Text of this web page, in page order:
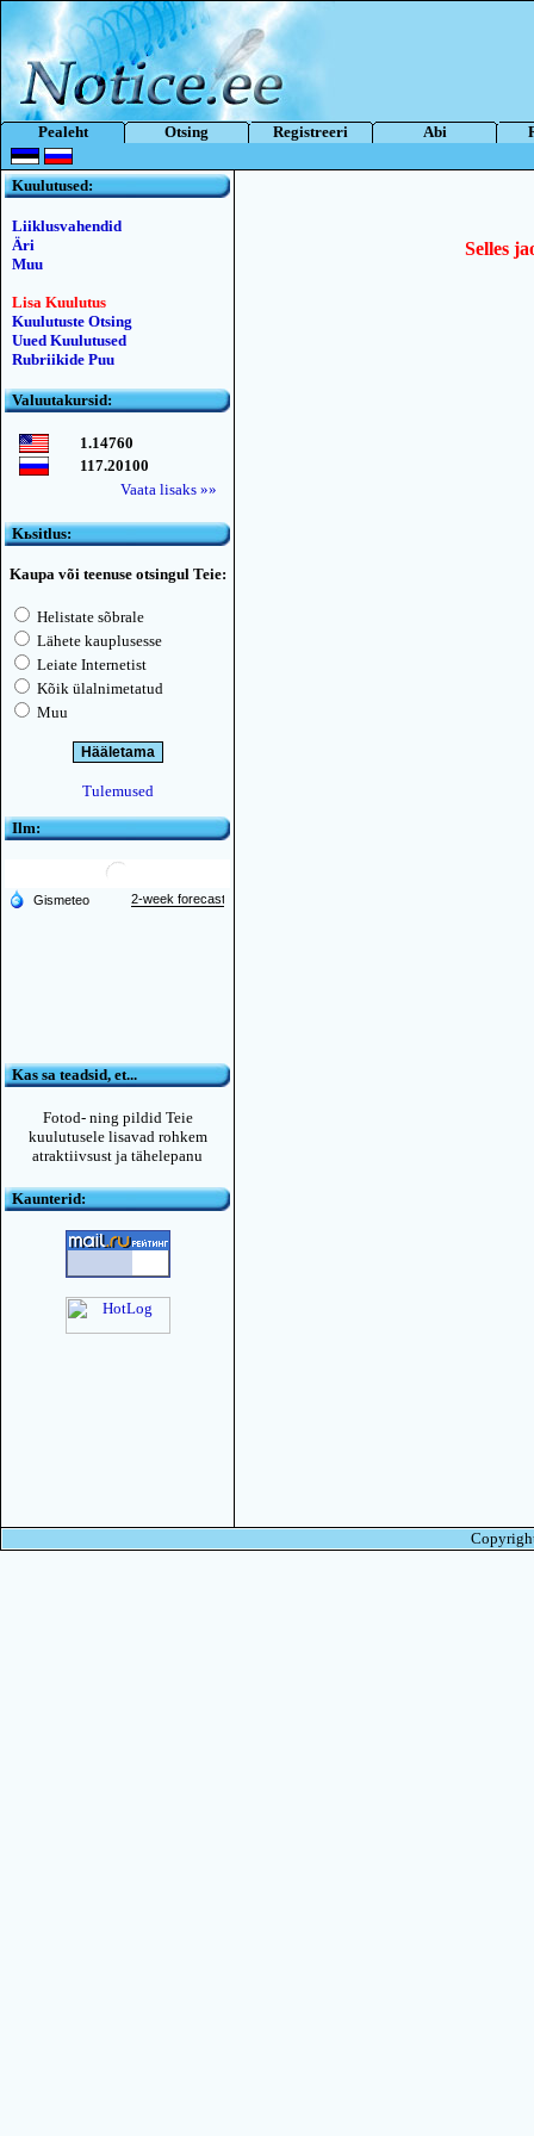
Pealeht Otsing Registreeri Abi
Kuulutused:
Liiklusvahendid
Äri
Muu
Lisa Kuulutus
Kuulutuste Otsing
Uued Kuulutused
Rubriikide Puu
Valuutakursid:
1.14760
117.20100
Vaata lisaks »»
Kьsitlus:
Kaupa või teenuse otsingul Teie:
Helistate sõbrale
Lähete kauplusesse
Leiate Internetist
Kõik ülalnimetatud
Muu
Tulemused
Ilm:
Kas sa teadsid, et...
Fotod- ning pildid Teie
kuulutusele lisavad rohkem
atraktiivsust ja tähelepanu
Kaunterid:
Selles